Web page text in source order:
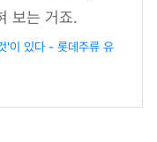
보는 거죠.
'이 있다 - 롯데주류 유